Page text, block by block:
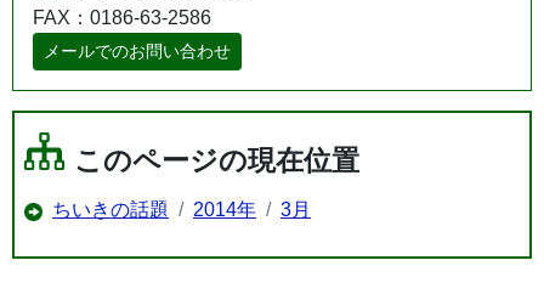
FAX：0186-63-2586
メールでのお問い合わせ
このページの現在位置
ちいきの話題 2014年 3月